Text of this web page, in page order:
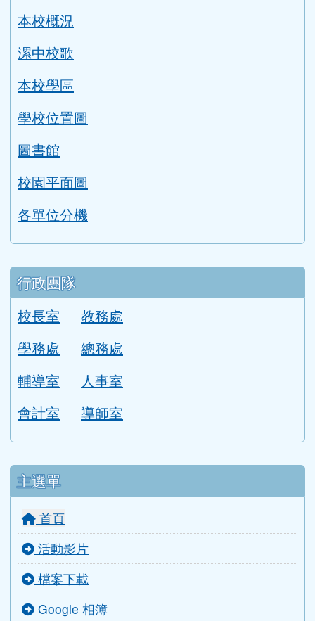
本校概況
漯中校歌
本校學區
學校位置圖
圖書館
校園平面圖
各單位分機
行政團隊
校長室
教務處
學務處
總務處
輔導室
人事室
會計室
導師室
主選單
首頁
活動影片
檔案下載
Google 相簿